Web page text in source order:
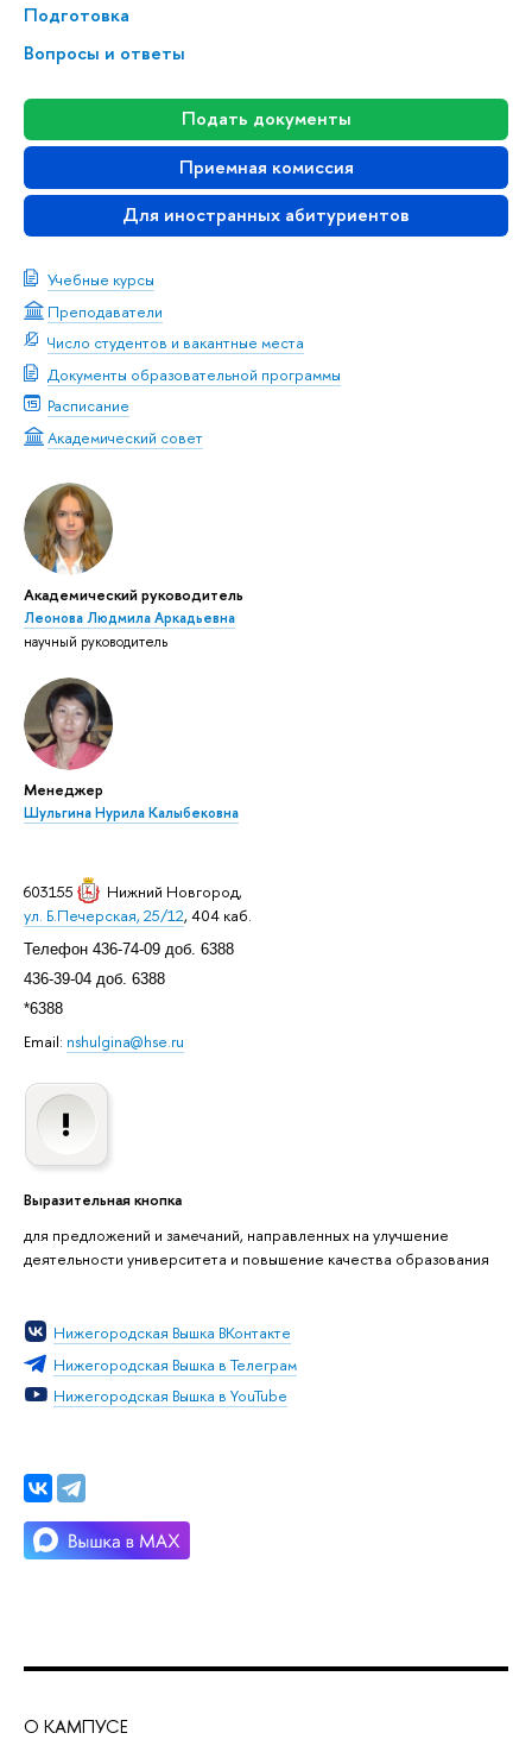
Подготовка
Вопросы и ответы
Подать документы
Приемная комиссия
Для иностранных абитуриентов
Учебные курсы
Преподаватели
Число студентов и вакантные места
Документы образовательной программы
Расписание
Академический совет
Академический руководитель
Леонова Людмила Аркадьевна
научный руководитель
Менеджер
Шульгина Нурила Калыбековна
603155 Нижний Новгород,
ул. Б.Печерская, 25/12, 404 каб.
Телефон 436-74-09 доб. 6388
436-39-04 доб. 6388
*6388
Email: nshulgina@hse.ru
Выразительная кнопка
для предложений и замечаний, направленных на улучшение
деятельности университета и повышение качества образования
Нижегородская Вышка ВКонтакте
Нижегородская Вышка в Телеграм
Нижегородская Вышка в YouTube
О КАМПУСЕ